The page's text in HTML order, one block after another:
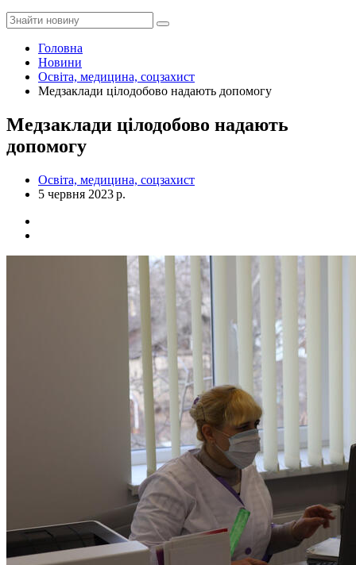
Головна
Новини
Освіта, медицина, соцзахист
Медзаклади цілодобово надають допомогу
Медзаклади цілодобово надають
допомогу
Освіта, медицина, соцзахист
5 червня 2023 р.